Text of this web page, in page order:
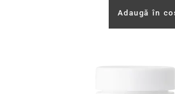
Adaugă în